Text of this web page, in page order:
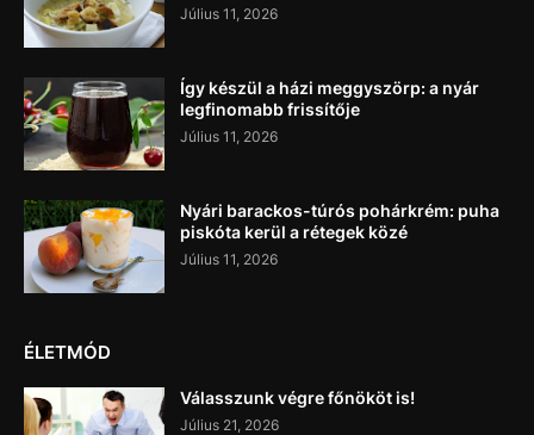
Július 11, 2026
Így készül a házi meggyszörp: a nyár
legfinomabb frissítője
Július 11, 2026
Nyári barackos-túrós pohárkrém: puha
piskóta kerül a rétegek közé
Július 11, 2026
ÉLETMÓD
Válasszunk végre főnököt is!
Július 21, 2026